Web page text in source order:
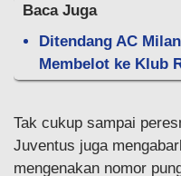
Baca Juga
Ditendang AC
Membelot ke Klub
Tak cukup sampai
Juventus juga
mengenakan nomor